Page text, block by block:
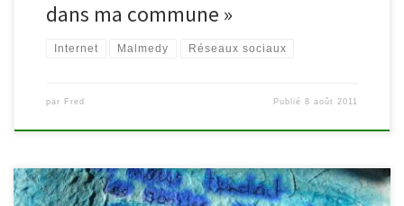
dans ma commune »
Internet Malmedy Réseaux sociaux
par Fred Publié8 août 2011